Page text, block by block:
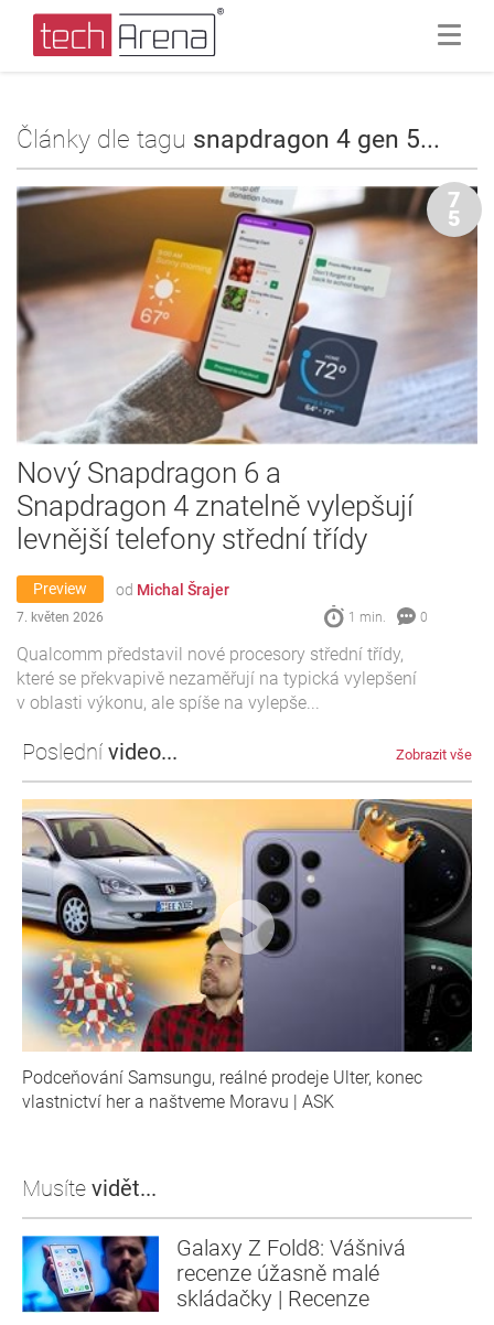
Články dle tagu snapdragon 4 gen 5...
Nový Snapdragon 6 a
Snapdragon 4 znatelně vylepšují
levnější telefony střední třídy
Preview od Michal Šrajer
7. květen 2026 1 min. 0
Qualcomm představil nové procesory střední třídy,
které se překvapivě nezaměřují na typická vylepšení
v oblasti výkonu, ale spíše na vylepše...
7
5
Poslední video... Zobrazit vše
Podceňování Samsungu, reálné prodeje Ulter, konec
vlastnictví her a naštveme Moravu | ASK
Musíte vidět...
Galaxy Z Fold8: Vášnivá
recenze úžasně malé
skládačky | Recenze